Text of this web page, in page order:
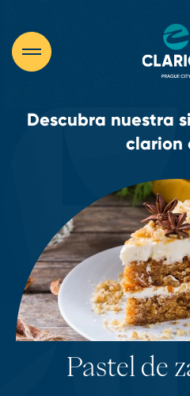
Descubra nuestra
clarion
Pastel de